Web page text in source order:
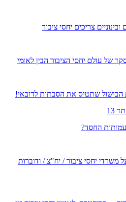
של עולם יחסי הציבור הבין לאומי
הבישול שתטיס את הסבתות לדובאי!
החסד?
יחסי ציבור / יח"צ / ודוברות